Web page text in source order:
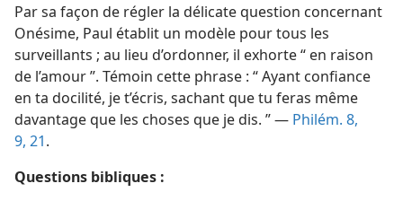
Par sa façon de régler la délicate question concernant
Onésime, Paul établit un modèle pour tous les
surveillants ; au lieu d’ordonner, il exhorte “ en raison
de l’amour ”. Témoin cette phrase : “ Ayant confiance
en ta docilité, je t’écris, sachant que tu feras même
davantage que les choses que je dis. ” — Philém. 8,
9, 21.
Questions bibliques :